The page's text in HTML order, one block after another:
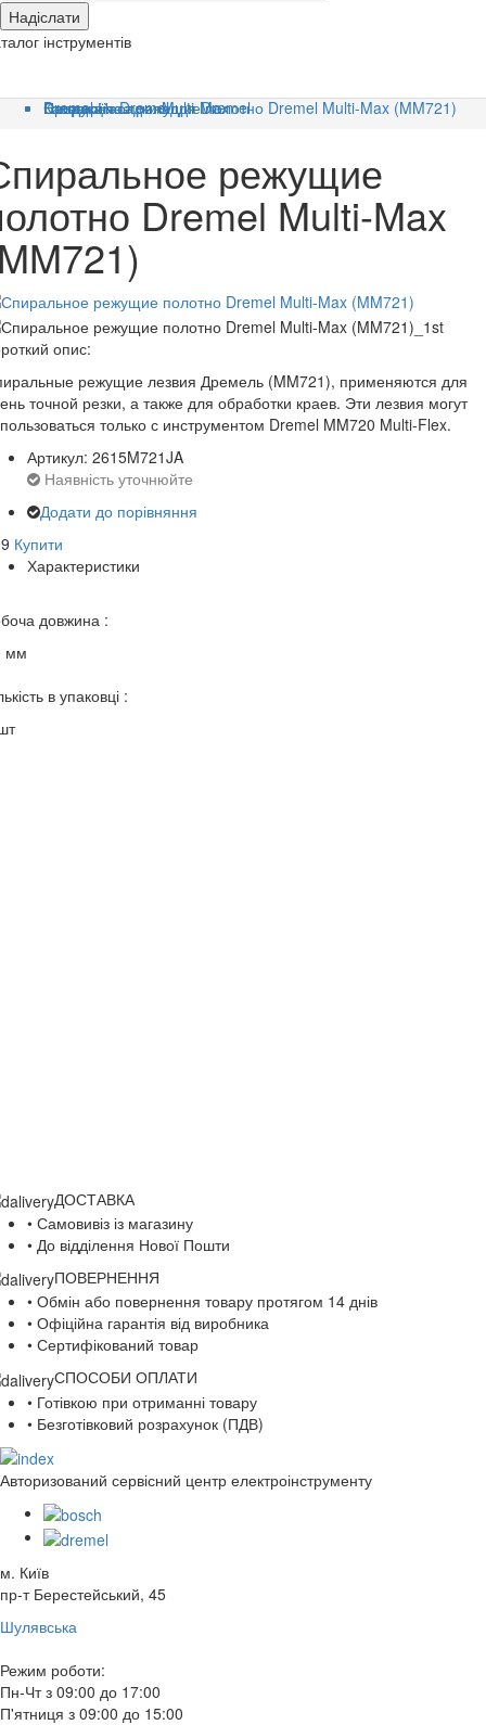
інструментів
Головна
Категорії
Продукція Dremel
Насадки та приладдя Dremel
Dremel Насадки Multi-Max
Спиральное режущие полотно Dremel Multi-Max (MM721)
режущие
Dremel Multi-Max
опис:
режущие лезвия Дремель (MM721), применяются для
точной резки, а также для обработки краев. Эти лезвия могут
только с инструментом Dremel MM720 Multi-Flex.
Артикул: 2615M721JA
Наявність уточнюйте
Додати до порівняння
Купити
Характеристики
довжина :
мм
в упаковці :
ДОСТАВКА
• Самовивіз із магазину
• До відділення Нової Пошти
ПОВЕРНЕННЯ
• Обмін або повернення товару протягом 14 днів
• Офіційна гарантія від виробника
• Сертифікований товар
СПОСОБИ ОПЛАТИ
• Готівкою при отриманні товару
• Безготівковий розрахунок (ПДВ)
Авторизований сервісний центр електроінструменту
м. Київ
пр-т Берестейський, 45
Шулявська
Режим роботи:
Пн-Чт з 09:00 до 17:00
П'ятниця з 09:00 до 15:00